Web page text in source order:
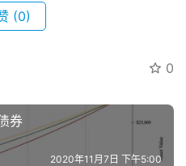
(0)
0
券
2020年11月7日 下午5:00